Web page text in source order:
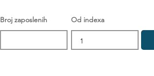
Broj zaposlenih Od indexa